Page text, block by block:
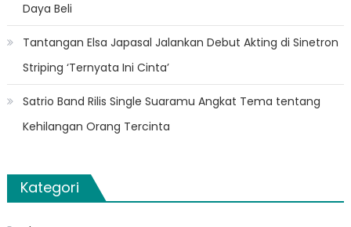
Daya Beli
Tantangan Elsa Japasal Jalankan Debut Akting di Sinetron
Striping ‘Ternyata Ini Cinta’
Satrio Band Rilis Single Suaramu Angkat Tema tentang
Kehilangan Orang Tercinta
Kategori